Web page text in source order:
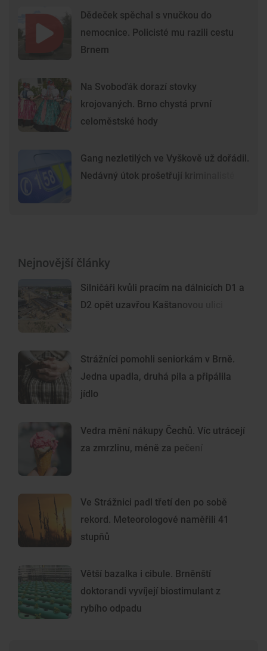
Dědeček spěchal s vnučkou do
nemocnice. Policisté mu razili cestu
Brnem
Na Svoboďák dorazí stovky
krojovaných. Brno chystá první
celoměstské hody
Gang nezletilých ve Vyškově už dořádil.
Nedávný útok prošetřují kriminalisté
Nejnovější články
Silničáři kvůli pracím na dálnicích D1 a
D2 opět uzavřou Kaštanovou ulici
Strážníci pomohli seniorkám v Brně.
Jedna upadla, druhá pila a připálila
jídlo
Vedra mění nákupy Čechů. Víc utrácejí
za zmrzlinu, méně za pečení
Ve Strážnici padl třetí den po sobě
rekord. Meteorologové naměřili 41
stupňů
Větší bazalka i cibule. Brněnští
doktorandi vyvíjejí biostimulant z
rybího odpadu